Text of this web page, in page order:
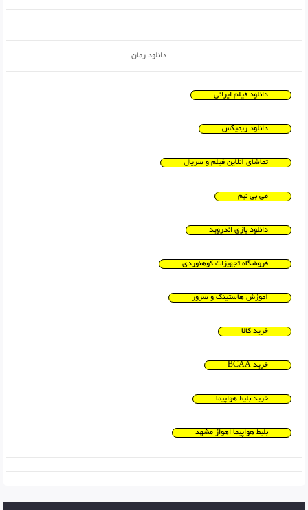
دانلود رمان
دانلود فیلم ایرانی
دانلود ریمیکس
تماشای آنلاین فیلم و سریال
می بی نیم
دانلود بازی اندروید
فروشگاه تجهیزات کوهنوردی
آموزش هاستینگ و سرور
خرید کالا
خرید BCAA
خرید بلیط هواپیما
بلیط هواپیما اهواز مشهد